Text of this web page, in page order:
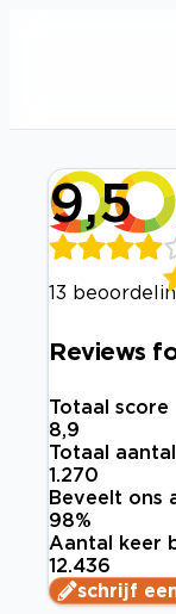
9,5
13
Reviews
Totaal score
8,9
Totaal
1.270
Beveelt ons
98%
Aantal keer
12.436
schrijf